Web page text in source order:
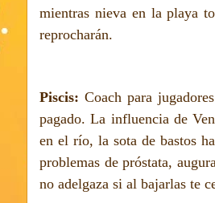
mientras nieva en la playa
reprocharán.
Piscis:Coach para
pagado. La influencia de
en el río, la sota de bastos
problemas de próstata,
no adelgaza si al bajarlas te